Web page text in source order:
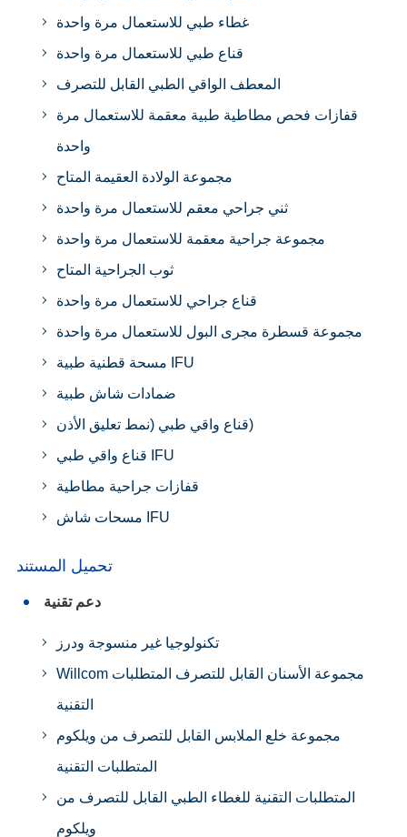
غطاء طبي للاستعمال مرة واحدة
قناع طبي للاستعمال مرة واحدة
المعطف الواقي الطبي القابل للتصرف
قفازات فحص مطاطية طبية معقمة للاستعمال مرة
واحدة
مجموعة الولادة العقيمة المتاح
ثني جراحي معقم للاستعمال مرة واحدة
مجموعة جراحية معقمة للاستعمال مرة واحدة
ثوب الجراحية المتاح
قناع جراحي للاستعمال مرة واحدة
مجموعة قسطرة مجرى البول للاستعمال مرة واحدة
مسحة قطنية طبية IFU
ضمادات شاش طبية
قناع واقي طبي (نمط تعليق الأذن)
قناع واقي طبي IFU
قفازات جراحية مطاطية
مسحات شاش IFU
تحميل المستند
دعم تقنية
تكنولوجيا غير منسوجة ودرز
Willcom مجموعة الأسنان القابل للتصرف المتطلبات
التقنية
مجموعة خلع الملابس القابل للتصرف من ويلكوم
المتطلبات التقنية
المتطلبات التقنية للغطاء الطبي القابل للتصرف من
ويلكوم